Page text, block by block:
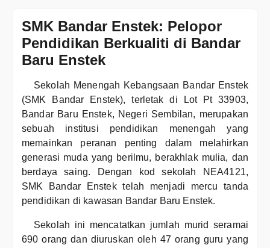
SMK Bandar Enstek: Pelopor
Pendidikan Berkualiti di Bandar
Baru Enstek
Sekolah Menengah Kebangsaan Bandar Enstek
(SMK Bandar Enstek), terletak di Lot Pt 33903,
Bandar Baru Enstek, Negeri Sembilan, merupakan
sebuah institusi pendidikan menengah yang
memainkan peranan penting dalam melahirkan
generasi muda yang berilmu, berakhlak mulia, dan
berdaya saing. Dengan kod sekolah NEA4121,
SMK Bandar Enstek telah menjadi mercu tanda
pendidikan di kawasan Bandar Baru Enstek.
Sekolah ini mencatatkan jumlah murid seramai
690 orang dan diuruskan oleh 47 orang guru yang